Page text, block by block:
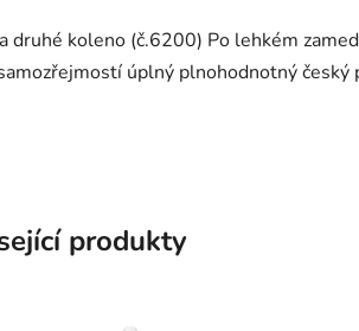
druhé koleno (č.6200) Po lehkém
úplný plnohodnotný český
produkty